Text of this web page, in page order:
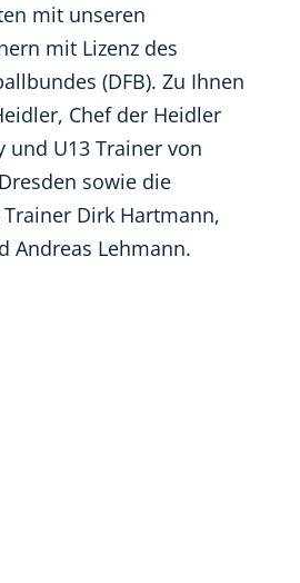
mit unseren
mit Lizenz des
(DFB). Zu Ihnen
Chef der Heidler
und U13 Trainer von
sowie die
Dirk Hartmann,
Andreas Lehmann.